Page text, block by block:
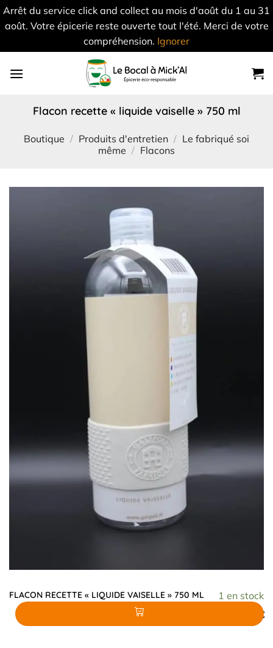
Arrêt du service click and collect au mois d'août du 1 au 31
août. Votre épicerie reste ouverte tout l'été. Merci de votre
compréhension. Ignorer
flacon recette « liquide vaiselle » 750 ml
Boutique / Produits d'entretien / Le fabriqué soi
même / Flacons
1 en stock
FLACON RECETTE « LIQUIDE VAISELLE » 750 ML
€